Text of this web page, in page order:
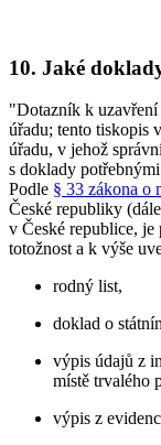
10. Jaké
"Dotazník k
úřadu; tento tiskopis
úřadu, v jehož
s doklady
Podle § 33 zákona o
České republiky
v České republice,
totožnost a k výše
rodný list,
doklad o
výpis údajů z
místě trvalého
výpis z